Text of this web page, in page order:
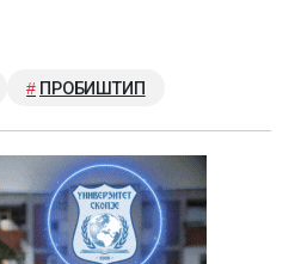
ПРОБИШТИП